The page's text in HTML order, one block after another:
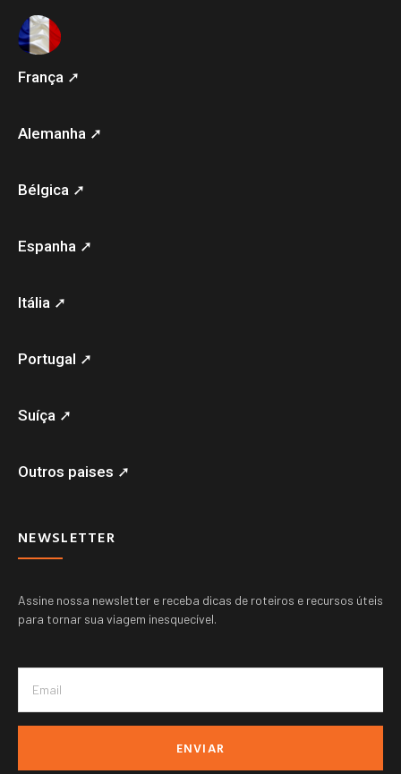
França ➚
Alemanha ➚
Bélgica ➚
Espanha ➚
Itália ➚
Portugal ➚
Suíça ➚
Outros paises ➚
NEWSLETTER
Assine nossa newsletter e receba dicas de roteiros e recursos úteis
para tornar sua viagem inesquecível.
ENVIAR